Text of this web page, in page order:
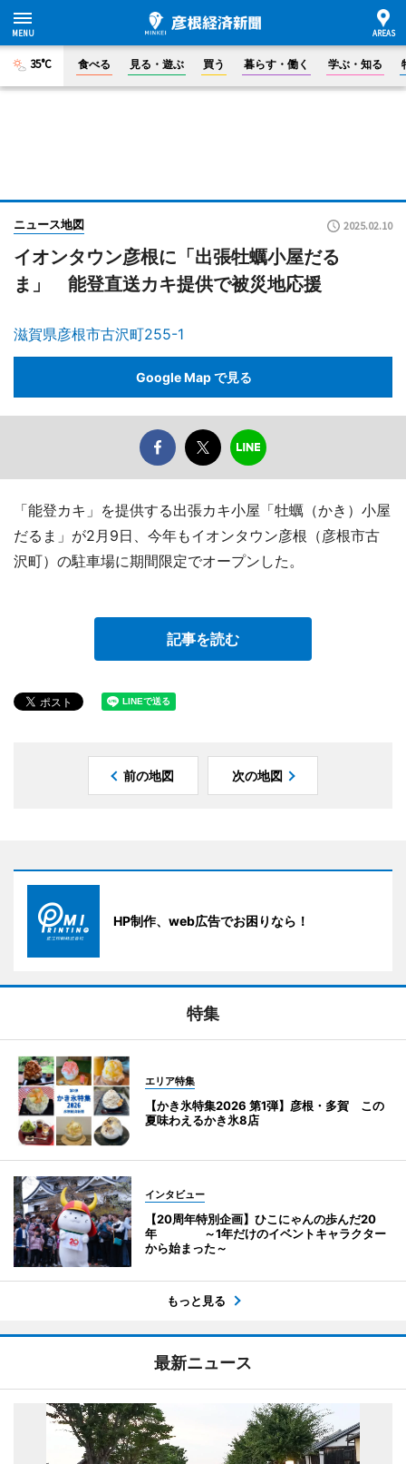
35°C 食べる 見る・遊ぶ 買う 暮らす・働く 学ぶ・知る
ニュース地図 2025.02.10
イオンタウン彦根に「出張牡蠣小屋だる
ま」 能登直送カキ提供で被災地応援
滋賀県彦根市古沢町255-1
Google Map で見る
「能登カキ」を提供する出張カキ小屋「牡蠣（かき）小屋
だるま」が2月9日、今年もイオンタウン彦根（彦根市古
沢町）の駐車場に期間限定でオープンした。
記事を読む
前の地図 次の地図
HP制作、web広告でお困りなら！
特集
エリア特集
【かき氷特集2026 第1弾】彦根・多賀 この
夏味わえるかき氷8店
インタビュー
【20周年特別企画】ひこにゃんの歩んだ20
年 ～1年だけのイベントキャラクター
から始まった～
もっと見る
最新ニュース